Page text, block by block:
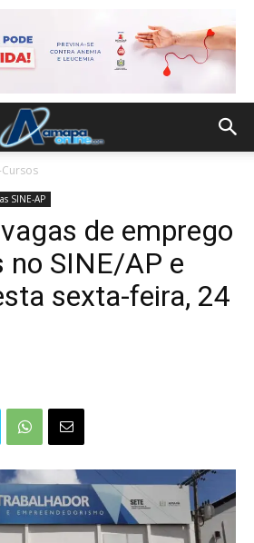
SINE-AP
de emprego
no SINE/AP e
sexta-feira, 24